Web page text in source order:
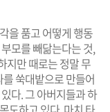
을 품고 어떻게 행동
모를 빼닮는다는 것,
지만 때로는 정말 무
쑥대밭으로 만들어
다. 그 아버지들과 하